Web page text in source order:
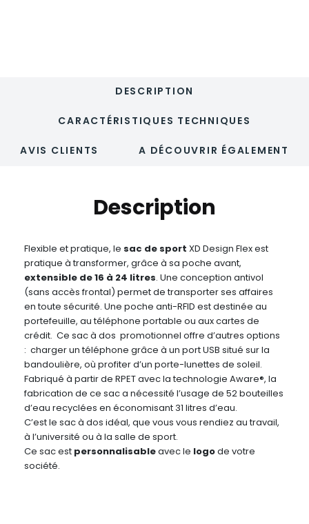
DESCRIPTION
CARACTÉRISTIQUES TECHNIQUES
AVIS CLIENTS A DÉCOUVRIR ÉGALEMENT
Description
Flexible et pratique, le sac de sport XD Design Flex est
pratique à transformer, grâce à sa poche avant,
extensible de 16 à 24 litres. Une conception antivol
(sans accès frontal) permet de transporter ses affaires
en toute sécurité. Une poche anti-RFID est destinée au
portefeuille, au téléphone portable ou aux cartes de
crédit. Ce sac à dos promotionnel offre d’autres options
: charger un téléphone grâce à un port USB situé sur la
bandoulière, où profiter d’un porte-lunettes de soleil.
Fabriqué à partir de RPET avec la technologie Aware®, la
fabrication de ce sac a nécessité l’usage de 52 bouteilles
d’eau recyclées en économisant 31 litres d’eau.
C’est le sac à dos idéal, que vous vous rendiez au travail,
à l’université ou à la salle de sport.
Ce sac est personnalisableavec le logode votre
société.